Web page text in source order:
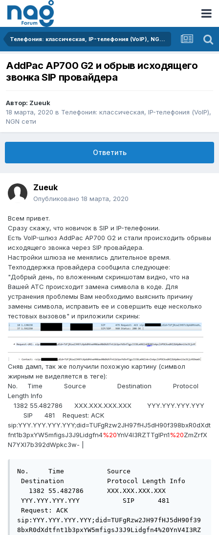
Телефония: классическая, IP-телефония (VoIP), NGN сети
AddPac AP700 G2 и обрыв исходящего
звонка SIP провайдера
Автор: Zueuk
18 марта, 2020 в Телефония: классическая, IP-телефония (VoIP),
NGN сети
Ответить
Zueuk
Опубликовано 18 марта, 2020
Всем привет.
Сразу скажу, что новичок в SIP и IP-телефонии.
Есть VoIP-шлюз AddPac AP700 G2 и стали происходить обрывы
исходящего звонка через SIP провайдера.
Настройки шлюза не менялись длительное время.
Техподдержка провайдера сообщила следующее:
"Добрый день, по вложенным скриншотам видно, что на
Вашей АТС происходит замена символа в коде. Для
устранения проблемы Вам необходимо выяснить причину
замены символа, исправить ее и совершить еще несколько
тестовых вызовов" и приложили скрины:
Сняв дамп, так же получили похожую картину (символ
жирным не виделяется в теге):
No. Time Source Destination Protocol
Length Info
1382 55.482786 XXX.XXX.XXX.XXX YYY.YYY.YYY.YYY
SIP 481 Request: ACK
sip:YYY.YYY.YYY.YYY;did=TUFgRzw2JH97fHJ5dH90f398bxR0dXdt
fnt1b3pxYW5mfigsJ3J9Lidgfn4%20YnV4I3RZTTglPn1%20ZmZrfX
N7YXl7b392dWpkc3w- |
No.     Time           Source
Destination           Protocol Length Info
1382 55.482786      XXX.XXX.XXX.XXX
YYY.YYY.YYY.YYY           SIP      481
Request: ACK
sip:YYY.YYY.YYY.YYY;did=TUFgRzw2JH97fHJ5dH90f39
8bxR0dXdtfnt1b3pxYW5mfigsJ3J9Lidgfn4%20YnV4I3RZ